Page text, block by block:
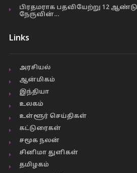
பிரதமராக பதவியேற்று 12
நேருவின்…
Links
அரசியல்
ஆன்மிகம்
இந்தியா
உலகம்
உள்ளூர் செய்திகள்
கட்டுரைகள்
சமூக நலன்
சினிமா துளிகள்
தமிழகம்